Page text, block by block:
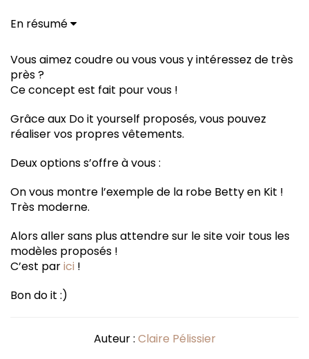
En résumé
Vous aimez coudre ou vous vous y intéressez de très
près ?
Ce concept est fait pour vous !
Grâce aux Do it yourself proposés, vous pouvez
réaliser vos propres vêtements.
Deux options s’offre à vous :
On vous montre l’exemple de la robe Betty en Kit !
Très moderne.
Alors aller sans plus attendre sur le site voir tous les
modèles proposés !
C’est parici !
Bon do it :)
Auteur : Claire Pélissier